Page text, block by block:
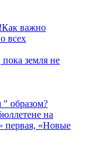
важно
всех
земля не
образом?
на
первая, «Новые